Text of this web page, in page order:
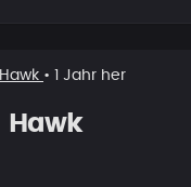
Hawk • 1 Jahr her
Hawk